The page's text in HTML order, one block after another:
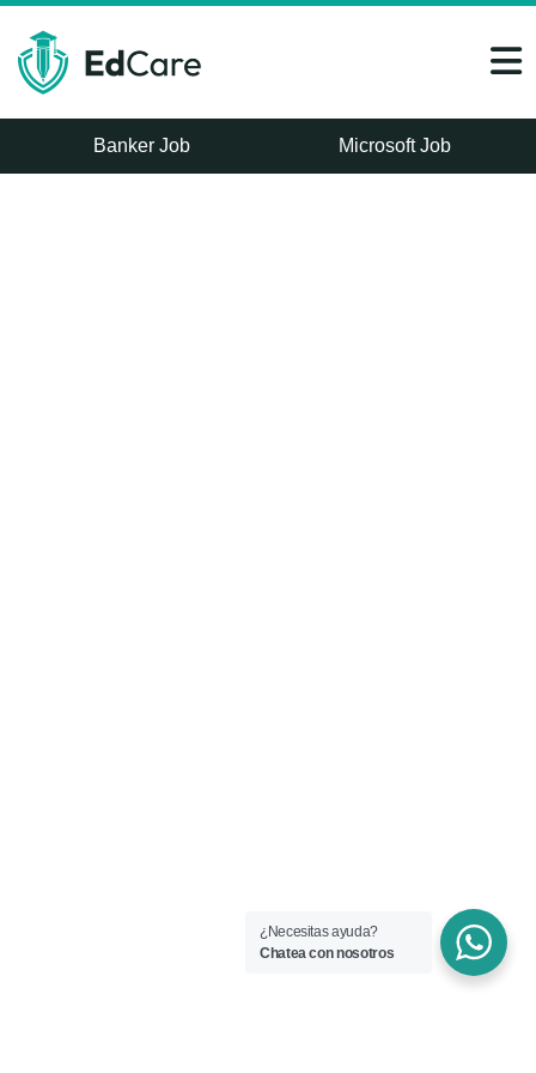
Banker Job Microsoft Job
¿Necesitas ayuda?
Chatea con nosotros